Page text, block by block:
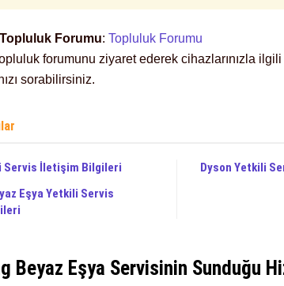
Forumu: Topluluk Forumu
forumunu ziyaret ederek cihazlarınızla
sorabilirsiniz.
Servis İletişim Bilgileri
Eşya Yetkili Servis
Dyson Yetkili
Beyaz Eşya Servisinin Sunduğu